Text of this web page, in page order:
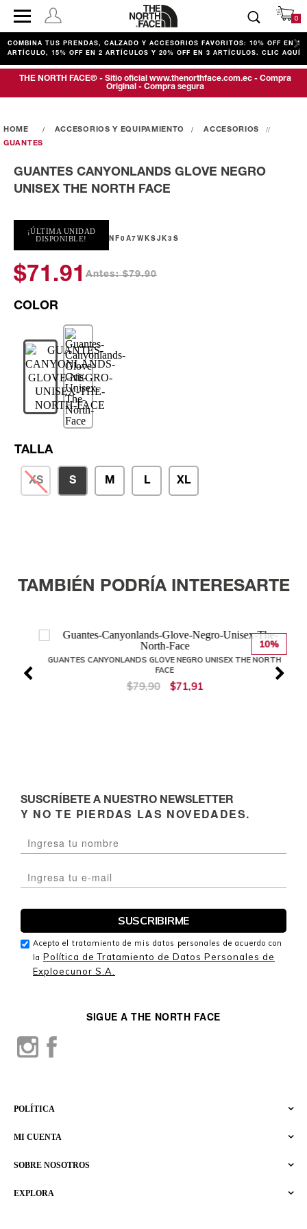
0
COMBINA TUS PRENDAS, CALZADO Y ACCESORIOS FAVORITOS: 10% OFF EN 1
ARTÍCULO, 15% OFF EN 2 ARTÍCULOS Y 20% OFF EN 3 ARTÍCULOS. CLIC AQUÍ
THE NORTH FACE® - Sitio oficial www.thenorthface.com.ec - Compra
Original - Compra segura
ACCESORIOS Y EQUIPAMIENTO
ACCESORIOS
GUANTES
GUANTES CANYONLANDS GLOVE NEGRO
UNISEX THE NORTH FACE
¡ÚLTIMA UNIDAD
DISPONIBLE!
NF0A7WKSJK3S
$71.91 Antes: $79.90
TALLA
XS S M L XL
TAMBIÉN PODRÍA INTERESARTE
10%
GUANTES CANYONLANDS GLOVE NEGRO UNISEX THE NORTH
FACE
$79,90 $71,91
EXPLORA
SOBRE NOSOTROS
MI CUENTA
POLÍTICA
SIGUE A THE NORTH FACE
SUSCRÍBETE A NUESTRO NEWSLETTER
Y NO TE PIERDAS LAS NOVEDADES.
Acepto el tratamiento de mis datos personales de acuerdo con
la Política de Tratamiento de Datos Personales de
Exploecunor S.A.